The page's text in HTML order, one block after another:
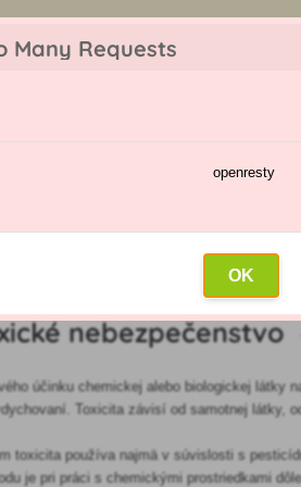
Many Requests
openresty
OK
Tovar skladom pripravíme do
Kalendár postrekov
nebezpečenstvo
účinku chemickej alebo biologickej látky
Toxicita závisí od samotnej látky,
toxicita používa najmä v súvislosti s
je pri práci s chemickými prostriedkami